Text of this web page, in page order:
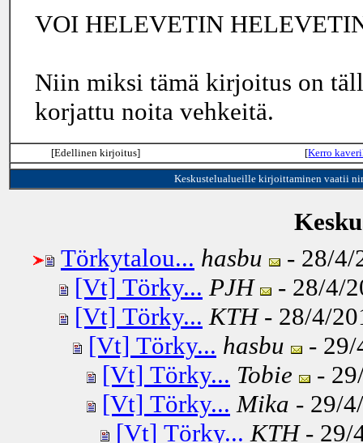
VOI HELEVETIN
Niin miksi tämä kirjoitus on
korjattu noita vehkeitä.
[Edellinen kirjoitus] [Kerro
Keskustelualueille kirjoittaminen vaatii
Törkytalou... hasbu
- 28/4/
[Vt] Törky... PJH
- 28/4/
[Vt] Törky... KTH- 28/4/
[Vt] Törky... hasbu
-
[Vt] Törky... Tobie
-
[Vt] Törky... Mika - 29/
[Vt] Törky... KTH- 29/